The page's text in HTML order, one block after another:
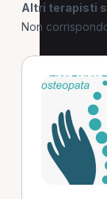
Altri terapisti
Non